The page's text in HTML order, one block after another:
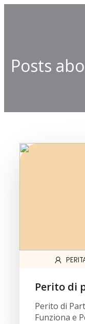
Posts
Perito di
Perito di
Funziona e